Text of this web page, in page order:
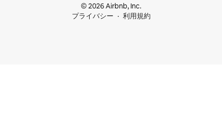
© 2026 Airbnb, Inc.
プライバシー
利用規約